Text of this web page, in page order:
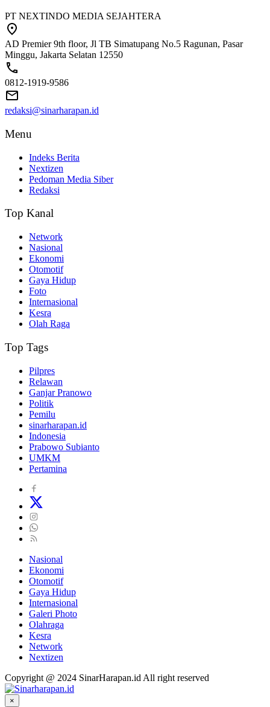
PT NEXTINDO MEDIA SEJAHTERA
AD Premier 9th floor, Jl TB Simatupang No.5 Ragunan, Pasar
Minggu, Jakarta Selatan 12550
0812-1919-9586
redaksi@sinarharapan.id
Menu
Indeks Berita
Nextizen
Pedoman Media Siber
Redaksi
Top Kanal
Network
Nasional
Ekonomi
Otomotif
Gaya Hidup
Foto
Internasional
Kesra
Olah Raga
Top Tags
Pilpres
Relawan
Ganjar Pranowo
Politik
Pemilu
sinarharapan.id
Indonesia
Prabowo Subianto
UMKM
Pertamina
Nasional
Ekonomi
Otomotif
Gaya Hidup
Internasional
Galeri Photo
Olahraga
Kesra
Network
Nextizen
Copyright @ 2024 SinarHarapan.id All right reserved
×